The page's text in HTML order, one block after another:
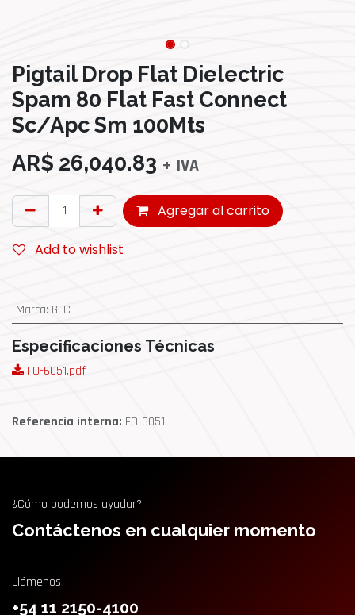
Pigtail Drop Flat Dielectric
Spam 80 Flat Fast Connect
Sc/Apc Sm 100Mts
AR$ 26,040.83 + IVA
Agregar al carrito
Add to wishlist
Marca: GLC
Especificaciones Técnicas
FO-6051.pdf
Referencia interna: FO-6051
¿Cómo podemos ayudar?
Contáctenos en cualquier momento
Llámenos
+54 11 2150-4100